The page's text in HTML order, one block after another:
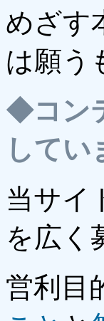
めざす
は願う
◆コン
してい
当サイ
を広く
営利目